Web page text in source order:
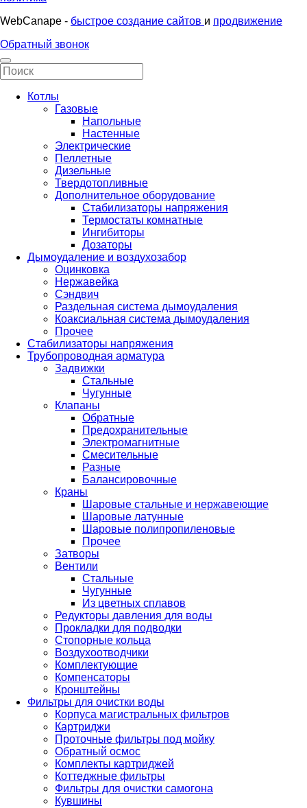
WebCanape - быстрое создание сайтов и продвижение
Обратный звонок
Котлы
Газовые
Напольные
Настенные
Электрические
Пеллетные
Дизельные
Твердотопливные
Дополнительное оборудование
Стабилизаторы напряжения
Термостаты комнатные
Ингибиторы
Дозаторы
Дымоудаление и воздухозабор
Оцинковка
Нержавейка
Сэндвич
Раздельная система дымоудаления
Коаксиальная система дымоудаления
Прочее
Стабилизаторы напряжения
Трубопроводная арматура
Задвижки
Стальные
Чугунные
Клапаны
Обратные
Предохранительные
Электромагнитные
Смесительные
Разные
Балансировочные
Краны
Шаровые стальные и нержавеющие
Шаровые латунные
Шаровые полипропиленовые
Прочее
Затворы
Вентили
Стальные
Чугунные
Из цветных сплавов
Редукторы давления для воды
Прокладки для подводки
Стопорные кольца
Воздухоотводчики
Комплектующие
Компенсаторы
Кронштейны
Фильтры для очистки воды
Корпуса магистральных фильтров
Картриджи
Проточные фильтры под мойку
Обратный осмос
Комплекты картриджей
Коттеджные фильтры
Фильтры для очистки самогона
Кувшины